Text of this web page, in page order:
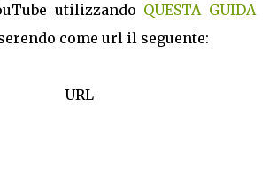
utilizzando QUESTA GUIDA
come url il seguente:
URL